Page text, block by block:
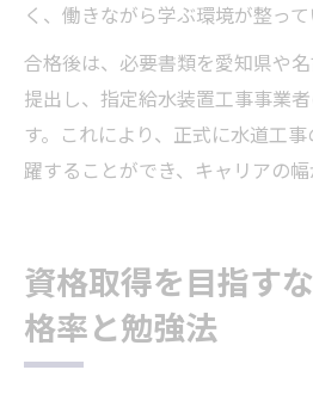
く、働きながら学ぶ環境が整って
合格後は、必要書類を愛知県や
提出し、指定給水装置工事事業
す。これにより、正式に水道工
躍することができ、キャリアの幅
資格取得を目指す
格率と勉強法